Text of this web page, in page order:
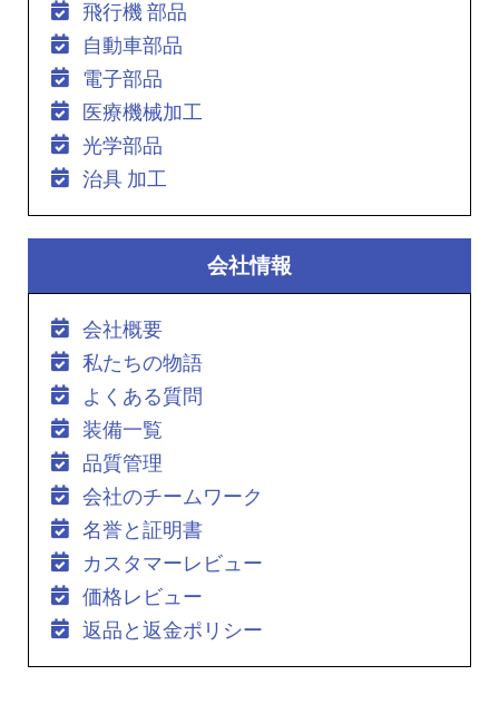
飛行機 部品
自動車部品
電子部品
医療機械加工
光学部品
治具 加工
会社情報
会社概要
私たちの物語
よくある質問
装備一覧
品質管理
会社のチームワーク
名誉と証明書
カスタマーレビュー
価格レビュー
返品と返金ポリシー